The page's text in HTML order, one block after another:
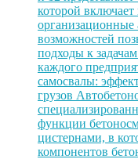
которой включает
организационные
возможностей
подходы к
каждого
самосвалы:
грузов
функции
цистернами, в
компонентов